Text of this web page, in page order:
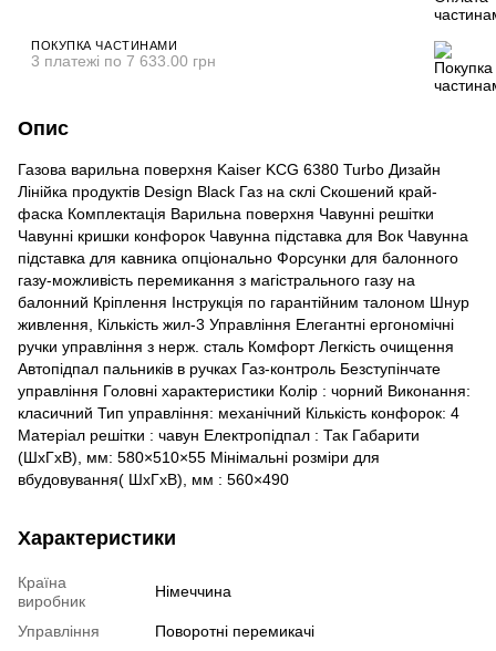
ПОКУПКА ЧАСТИНАМИ
3 платежі по 7 633.00 грн
Опис
Газова варильна поверхня Kaiser KCG 6380 Turbo Дизайн
Лінійка продуктів Design Black Газ на склі Скошений край-
фаска Комплектація Варильна поверхня Чавунні решітки
Чавунні кришки конфорок Чавунна підставка для Вок Чавунна
підставка для кавника опціонально Форсунки для балонного
газу-можливість перемикання з магістрального газу на
балонний Кріплення Інструкція по гарантійним талоном Шнур
живлення, Кількість жил-3 Управління Елегантні ергономічні
ручки управління з нерж. сталь Комфорт Легкість очищення
Автопідпал пальників в ручках Газ-контроль Безступінчате
управління Головні характеристики Колір : чорний Виконання:
класичний Тип управління: механічний Кількість конфорок: 4
Матеріал решітки : чавун Електропідпал : Так Габарити
(ШхГхВ), мм: 580×510×55 Мінімальні розміри для
вбудовування( ШхГхВ), мм : 560×490
Характеристики
Країна
виробник
Німеччина
Управління Поворотні перемикачі